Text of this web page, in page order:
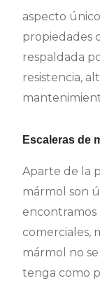
aspecto
propiedades
respaldada
resistencia,
Escaleras de
Aparte de la
mármol son
encontramos
comerciales,
mármol no
tenga como